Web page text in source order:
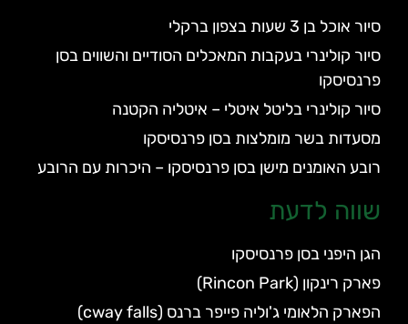
סיור אוכל בן 3 שעות בצפון ברקלי
סיור קולינרי בעקבות המאכלים הסודיים והשווים בסן
פרנסיסקו
סיור קולינרי בליטל איטלי – איטליה הקטנה
מסעדות בשר מומלצות בסן פרנסיסקו
רובע האומנים מישן בסן פרנסיסקו – היכרות עם הרובע
שווה לדעת
הגן היפני בסן פרנסיסקו
פארק רינקון (Rincon Park)
הפארק הלאומי ג'וליה פייפר ברנס (cway falls)